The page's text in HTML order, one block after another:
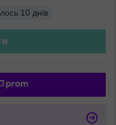
10 днів